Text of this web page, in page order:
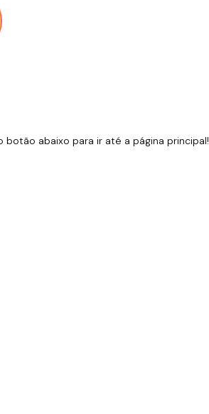
abaixo para ir até a página principal!